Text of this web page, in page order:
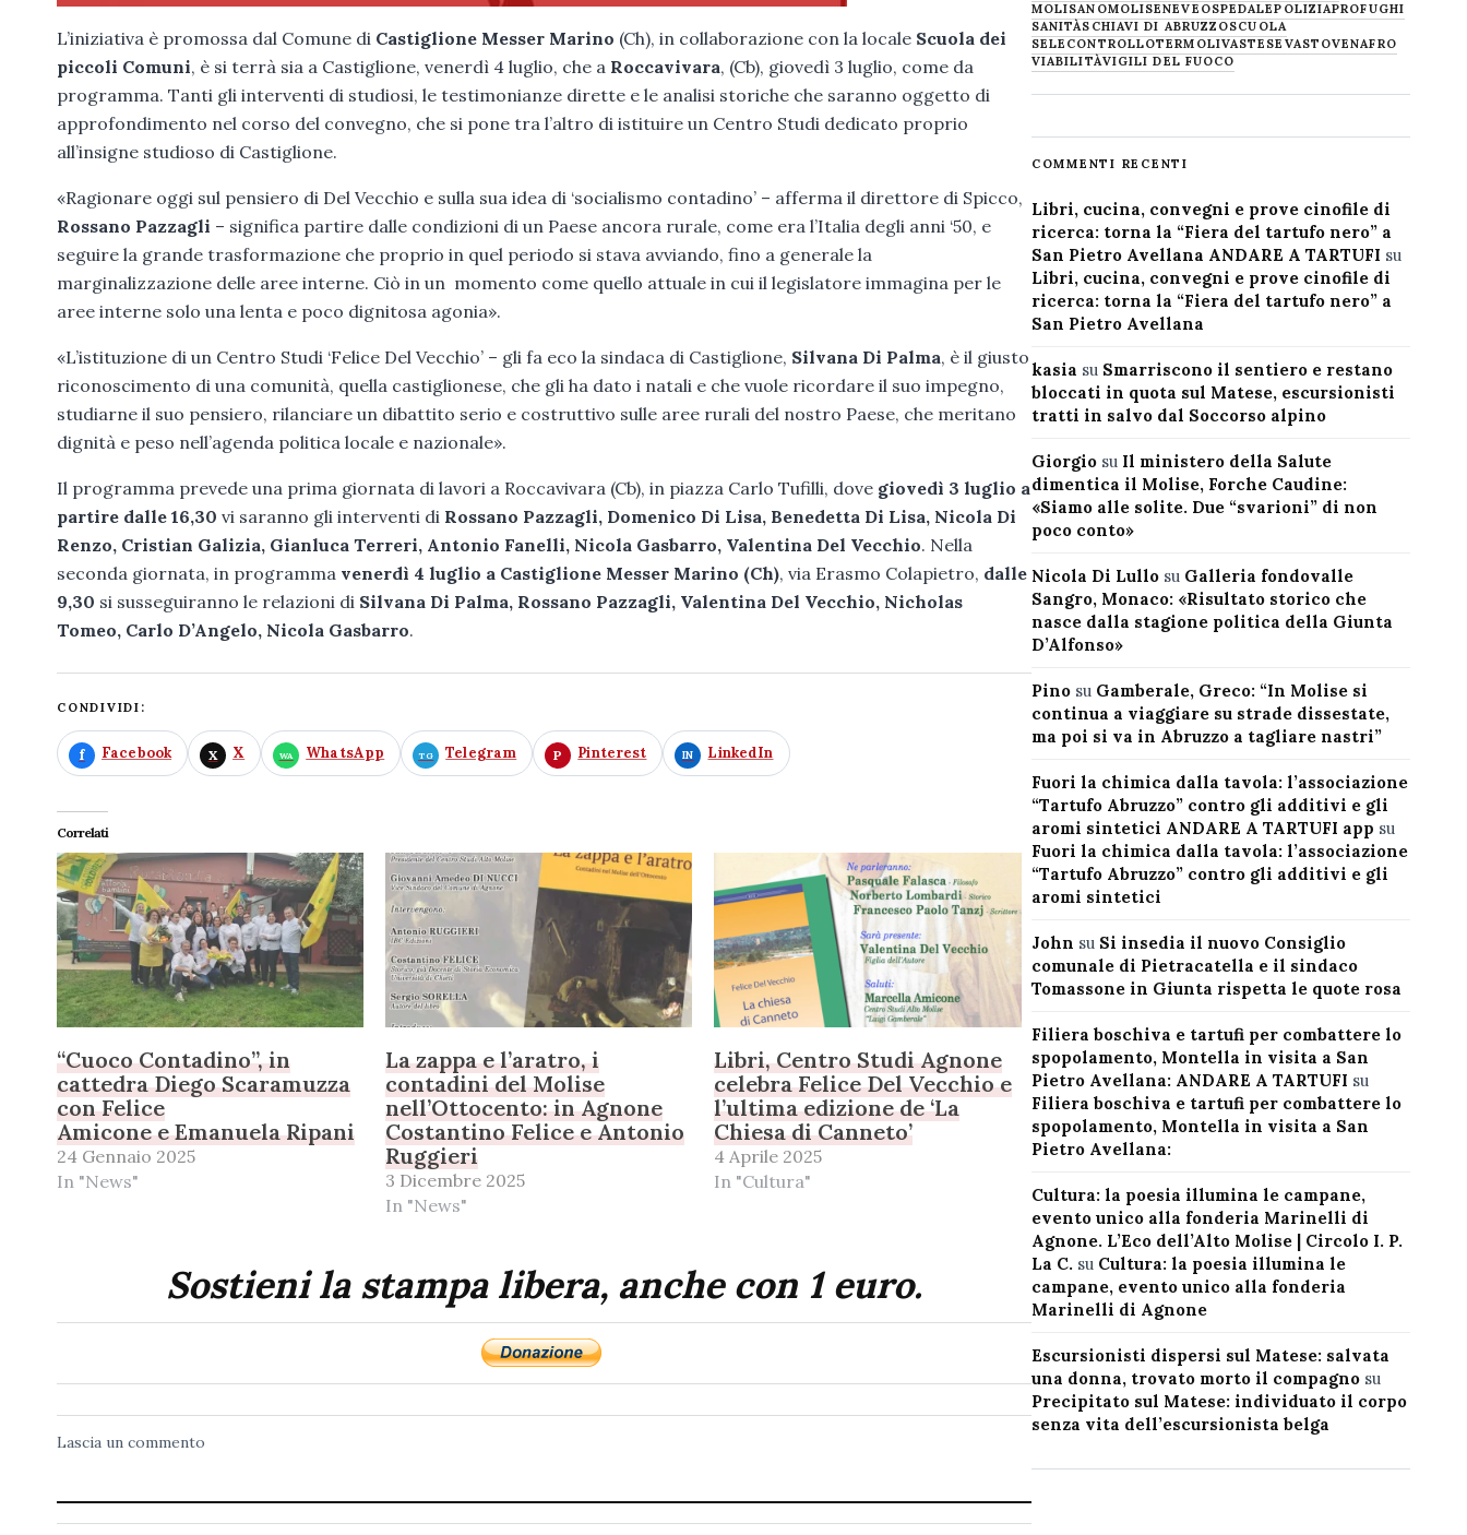
L’iniziativa è promossa dal Comune di Castiglione Messer Marino (Ch), in collaborazione con la locale Scuola dei
piccoli Comuni, è si terrà sia a Castiglione, venerdì 4 luglio, che a Roccavivara, (Cb), giovedì 3 luglio, come da
programma. Tanti gli interventi di studiosi, le testimonianze dirette e le analisi storiche che saranno oggetto di
approfondimento nel corso del convegno, che si pone tra l’altro di istituire un Centro Studi dedicato proprio
all’insigne studioso di Castiglione.
«Ragionare oggi sul pensiero di Del Vecchio e sulla sua idea di ‘socialismo contadino’ – afferma il direttore di Spicco,
Rossano Pazzagli – significa partire dalle condizioni di un Paese ancora rurale, come era l’Italia degli anni ‘50, e
seguire la grande trasformazione che proprio in quel periodo si stava avviando, fino a generale la
marginalizzazione delle aree interne. Ciò in un momento come quello attuale in cui il legislatore immagina per le
aree interne solo una lenta e poco dignitosa agonia».
«L’istituzione di un Centro Studi ‘Felice Del Vecchio’ – gli fa eco la sindaca di Castiglione, Silvana Di Palma, è il giusto
riconoscimento di una comunità, quella castiglionese, che gli ha dato i natali e che vuole ricordare il suo impegno,
studiarne il suo pensiero, rilanciare un dibattito serio e costruttivo sulle aree rurali del nostro Paese, che meritano
dignità e peso nell’agenda politica locale e nazionale».
Il programma prevede una prima giornata di lavori a Roccavivara (Cb), in piazza Carlo Tufilli, dove giovedì 3 luglio a
partire dalle 16,30 vi saranno gli interventi di Rossano Pazzagli, Domenico Di Lisa, Benedetta Di Lisa, Nicola Di
Renzo, Cristian Galizia, Gianluca Terreri, Antonio Fanelli, Nicola Gasbarro, Valentina Del Vecchio. Nella
seconda giornata, in programma venerdì 4 luglio a Castiglione Messer Marino (Ch), via Erasmo Colapietro, dalle
9,30 si susseguiranno le relazioni di Silvana Di Palma, Rossano Pazzagli, Valentina Del Vecchio, Nicholas
Tomeo, Carlo D’Angelo, Nicola Gasbarro.
CONDIVIDI:
Facebook X WhatsApp Telegram Pinterest LinkedIn
Correlati
“Cuoco Contadino”, in
cattedra Diego Scaramuzza
con Felice
Amicone e Emanuela Ripani
24 Gennaio 2025
In "News"
La zappa e l’aratro, i
contadini del Molise
nell’Ottocento: in Agnone
Costantino Felice e Antonio
Ruggieri
3 Dicembre 2025
In "News"
Libri, Centro Studi Agnone
celebra Felice Del Vecchio e
l’ultima edizione de ‘La
Chiesa di Canneto’
4 Aprile 2025
In "Cultura"
Sostieni la stampa libera, anche con 1 euro.
Lascia un commento
MOLISANOMOLISENEVE OSPEDALEPOLIZIAPROFUGHI
SANITÀSCHIAVI DI ABRUZZOSCUOLA
SELECONTROLLOTERMOLIVASTESE VASTOVENAFRO
VIABILITÀVIGILI DEL FUOCO
COMMENTI RECENTI
Libri, cucina, convegni e prove cinofile di
ricerca: torna la “Fiera del tartufo nero” a
San Pietro Avellana ANDARE A TARTUFI su
Libri, cucina, convegni e prove cinofile di
ricerca: torna la “Fiera del tartufo nero” a
San Pietro Avellana
kasia su Smarriscono il sentiero e restano
bloccati in quota sul Matese, escursionisti
tratti in salvo dal Soccorso alpino
Giorgiosu Il ministero della Salute
dimentica il Molise, Forche Caudine:
«Siamo alle solite. Due “svarioni” di non
poco conto»
Nicola Di Lullosu Galleria fondovalle
Sangro, Monaco: «Risultato storico che
nasce dalla stagione politica della Giunta
D’Alfonso»
Pinosu Gamberale, Greco: “In Molise si
continua a viaggiare su strade dissestate,
ma poi si va in Abruzzo a tagliare nastri”
Fuori la chimica dalla tavola: l’associazione
“Tartufo Abruzzo” contro gli additivi e gli
aromi sintetici ANDARE A TARTUFI app su
Fuori la chimica dalla tavola: l’associazione
“Tartufo Abruzzo” contro gli additivi e gli
aromi sintetici
John su Si insedia il nuovo Consiglio
comunale di Pietracatella e il sindaco
Tomassone in Giunta rispetta le quote rosa
Filiera boschiva e tartufi per combattere lo
spopolamento, Montella in visita a San
Pietro Avellana: ANDARE A TARTUFI su
Filiera boschiva e tartufi per combattere lo
spopolamento, Montella in visita a San
Pietro Avellana:
Cultura: la poesia illumina le campane,
evento unico alla fonderia Marinelli di
Agnone. L’Eco dell’Alto Molise | Circolo I. P.
La C. su Cultura: la poesia illumina le
campane, evento unico alla fonderia
Marinelli di Agnone
Escursionisti dispersi sul Matese: salvata
una donna, trovato morto il compagnosu
Precipitato sul Matese: individuato il corpo
senza vita dell’escursionista belga